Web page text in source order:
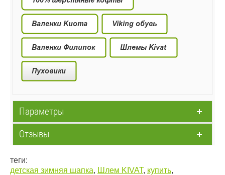
Параметры
Отзывы
теги:
детская зимняя шапка, Шлем KIVAT, купить,